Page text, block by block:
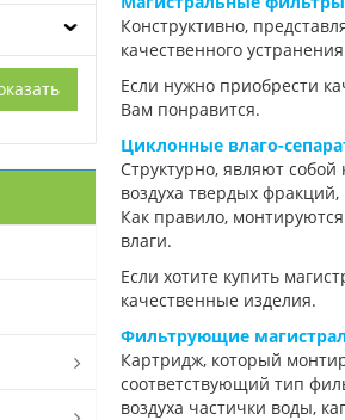
Конструктивно,
качественного
Если нужно приобрести
Вам понравится.
Циклонные влаго-
Структурно, являют
воздуха твердых
Как правило,
влаги.
Если хотите купить
качественные изделия.
Фильтрующие
Картридж, который
соответствующий тип
воздуха частички воды,